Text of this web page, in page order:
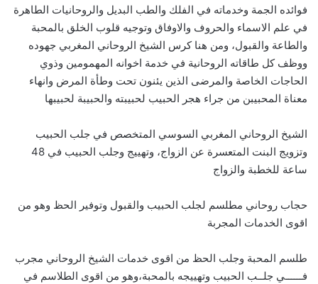
فوائده الجمة وخدماته في الفلك والطب البديل والروحانيات الطاهرة
في علم الاسماء والحروف والاوفاق وتوجيه قلوب الخلق بالمحبة
والطاعة والقبول، ومن هنا كرس الشيخ الروحاني المغربي جهوده
ووظف كل طاقاته الروحانية في خدمة اخوانه المهمومين وذوي
الحاجات الخاصة والمرضى الذين يئنون تحت وطأة المرض وانهاء
معناة المحبيبن من جراء هجر الحبيب لحبيبته والحبيبة لحبيبها
الشيخ الروحاني المغربي السوسي المتخصص في جلب الحبيب
وتزويج البنت المتعسرة عن الزواج، وتهييج وجلب الحبيب في 48
ساعة للخطبة والزواج
حجاب روحاني مطلسم لجلب الحبيب والقبول وتوفير الحظ وهو من
اقوى الخدمات المجربة
طلسم المحبة وجلب الحظ من اقوى خدمات الشيخ الروحاني مجرب
فــــــي جلــب الحبيب وتهييجه بالمحبة،وهو من اقوى الطلاسم في